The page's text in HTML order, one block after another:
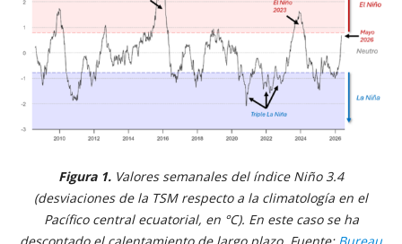
Figura 1. Valores semanales del índice Niño 3.4
(desviaciones de la TSM respecto a la climatología en el
Pacífico central ecuatorial, en °C). En este caso se ha